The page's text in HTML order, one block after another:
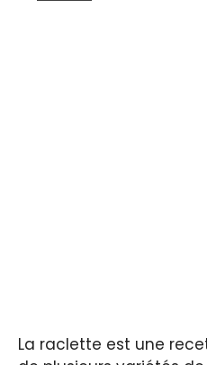
La raclette est une